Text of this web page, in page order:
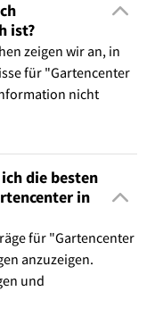
ist?
zeigen wir an, in
für "Gartencenter
nicht
die besten
in
für "Gartencenter
anzuzeigen.
und